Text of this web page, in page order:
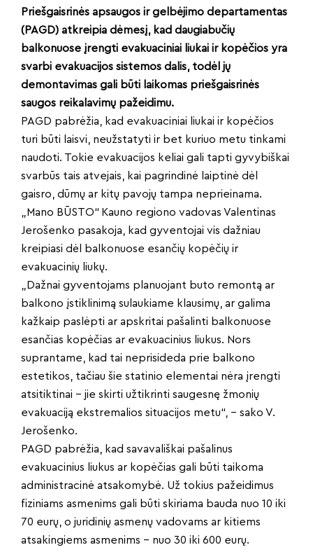
Priešgaisrinės apsaugos ir gelbėjimo departamentas
(PAGD) atkreipia dėmesį, kad daugiabučių
balkonuose įrengti evakuaciniai liukai ir kopėčios yra
svarbi evakuacijos sistemos dalis, todėl jų
demontavimas gali būti laikomas priešgaisrinės
saugos reikalavimų pažeidimu.
PAGD pabrėžia, kad evakuaciniai liukai ir kopėčios
turi būti laisvi, neužstatyti ir bet kuriuo metu tinkami
naudoti. Tokie evakuacijos keliai gali tapti gyvybiškai
svarbūs tais atvejais, kai pagrindinė laiptinė dėl
gaisro, dūmų ar kitų pavojų tampa neprieinama.
„Mano BŪSTO“ Kauno regiono vadovas Valentinas
Jerošenko pasakoja, kad gyventojai vis dažniau
kreipiasi dėl balkonuose esančių kopėčių ir
evakuacinių liukų.
„Dažnai gyventojams planuojant buto remontą ar
balkono įstiklinimą sulaukiame klausimų, ar galima
kažkaip paslėpti ar apskritai pašalinti balkonuose
esančias kopėčias ar evakuacinius liukus. Nors
suprantame, kad tai neprisideda prie balkono
estetikos, tačiau šie statinio elementai nėra įrengti
atsitiktinai – jie skirti užtikrinti saugesnę žmonių
evakuaciją ekstremalios situacijos metu“, – sako V.
Jerošenko.
PAGD pabrėžia, kad savavališkai pašalinus
evakuacinius liukus ar kopėčias gali būti taikoma
administracinė atsakomybė. Už tokius pažeidimus
fiziniams asmenims gali būti skiriama bauda nuo 10 iki
70 eurų, o juridinių asmenų vadovams ar kitiems
atsakingiems asmenims – nuo 30 iki 600 eurų.